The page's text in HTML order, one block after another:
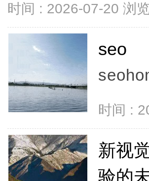
时间 : 2026-07-20 浏览
seo
时间 :
新视
验的